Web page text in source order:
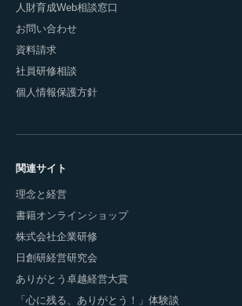
人財育成Web相談窓口
お問い合わせ
資料請求
社員研修相談
個人情報保護方針
関連サイト
理念と経営
書籍オンラインショップ
株式会社企業研修
日創研経営研究会
ありがとう卓越経営大賞
「心に残る、ありがとう！」体験談